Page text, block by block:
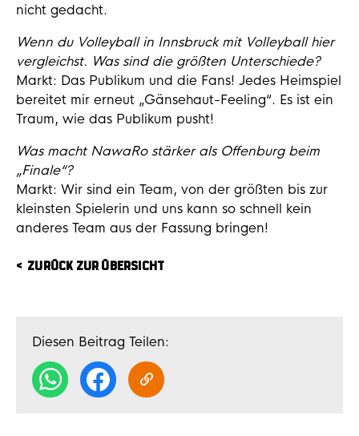
nicht gedacht.
Wenn du Volleyball in Innsbruck mit Volleyball hier
vergleichst. Was sind die größten Unterschiede?
Markt: Das Publikum und die Fans! Jedes Heimspiel
bereitet mir erneut „Gänsehaut-Feeling“. Es ist ein
Traum, wie das Publikum pusht!
Was macht NawaRo stärker als Offenburg beim
„Finale“?
Markt: Wir sind ein Team, von der größten bis zur
kleinsten Spielerin und uns kann so schnell kein
anderes Team aus der Fassung bringen!
ZURÜCK ZUR ÜBERSICHT
Diesen Beitrag Teilen: